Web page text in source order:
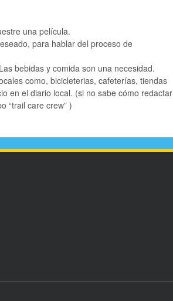
una película.
para hablar del proceso de
bebidas y comida son una necesidad.
como, bicicleterias, cafeterías, tiendas
en el diario local. (si no sabe cómo redactar
“trail care crew” )